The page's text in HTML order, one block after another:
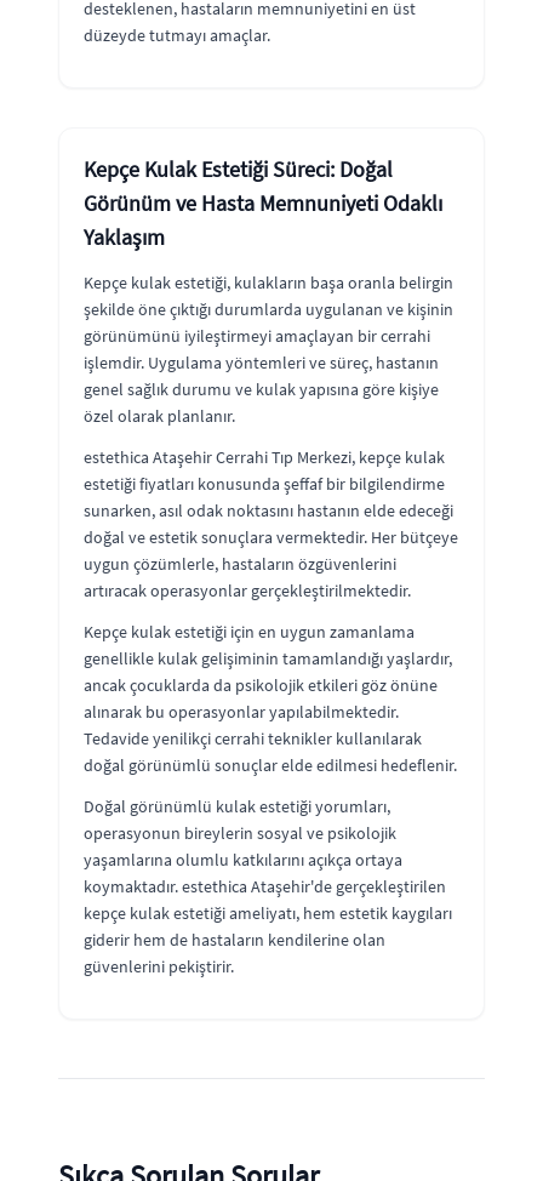
desteklenen, hastaların memnuniyetini en üst
düzeyde tutmayı amaçlar.
Kepçe Kulak Estetiği Süreci: Doğal
Görünüm ve Hasta Memnuniyeti Odaklı
Yaklaşım
Kepçe kulak estetiği, kulakların başa oranla belirgin
şekilde öne çıktığı durumlarda uygulanan ve kişinin
görünümünü iyileştirmeyi amaçlayan bir cerrahi
işlemdir. Uygulama yöntemleri ve süreç, hastanın
genel sağlık durumu ve kulak yapısına göre kişiye
özel olarak planlanır.
estethica Ataşehir Cerrahi Tıp Merkezi, kepçe kulak
estetiği fiyatları konusunda şeffaf bir bilgilendirme
sunarken, asıl odak noktasını hastanın elde edeceği
doğal ve estetik sonuçlara vermektedir. Her bütçeye
uygun çözümlerle, hastaların özgüvenlerini
artıracak operasyonlar gerçekleştirilmektedir.
Kepçe kulak estetiği için en uygun zamanlama
genellikle kulak gelişiminin tamamlandığı yaşlardır,
ancak çocuklarda da psikolojik etkileri göz önüne
alınarak bu operasyonlar yapılabilmektedir.
Tedavide yenilikçi cerrahi teknikler kullanılarak
doğal görünümlü sonuçlar elde edilmesi hedeflenir.
Doğal görünümlü kulak estetiği yorumları,
operasyonun bireylerin sosyal ve psikolojik
yaşamlarına olumlu katkılarını açıkça ortaya
koymaktadır. estethica Ataşehir'de gerçekleştirilen
kepçe kulak estetiği ameliyatı, hem estetik kaygıları
giderir hem de hastaların kendilerine olan
güvenlerini pekiştirir.